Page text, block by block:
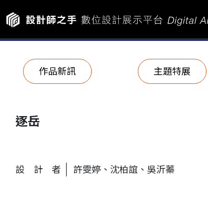
作品新訊 主題特展
逐岳
設計者 許雯婷、沈柏誼、吳沂蓁